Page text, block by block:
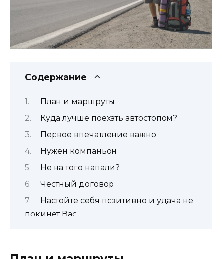
Содержание
План и маршруты
Куда лучше поехать автостопом?
Первое впечатление важно
Нужен компаньон
Не на того напали?
Честный договор
Настойте себя позитивно и удача не
покинет Вас